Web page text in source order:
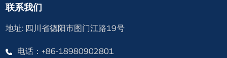
联系我们
地址: 四川省德阳市图门江路19号
电话：+86-18980902801